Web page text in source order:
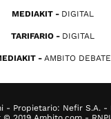
MEDIAKIT DIGITAL
TARIFARIO DIGITAL
AMBITO DEBATE
- Propietario: Nefir S.A. -